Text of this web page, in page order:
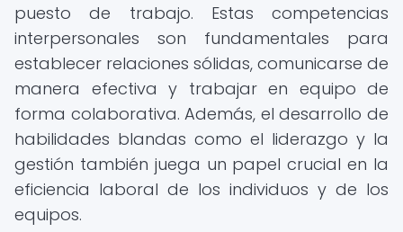
puesto de trabajo. Estas competencias
interpersonales son fundamentales para
establecer relaciones sólidas, comunicarse de
manera efectiva y trabajar en equipo de
forma colaborativa. Además, el desarrollo de
habilidades blandas como el liderazgo y la
gestión también juega un papel crucial en la
eficiencia laboral de los individuos y de los
equipos.